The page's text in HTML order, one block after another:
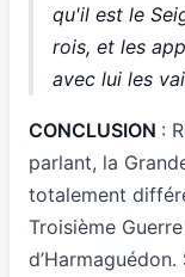
qu'il est le
rois, et les
avec lui les
CONCLUSION :
parlant, la
totalement
Troisième